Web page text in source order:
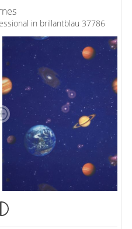
in brillantblau 37786